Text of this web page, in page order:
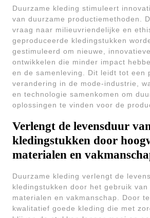
Duurzame kleding stimuleert
van duurzame productiemethoden.
vraag naar milieuvriendelijke en
geproduceerde kledingstukken
gestimuleerd om nieuwe,
ontwikkelen die minder impact
en de samenleving. Dit leidt tot een
verandering in de mode-industrie,
en technologie samenkomen om
oplossingen te vinden voor de
Verlengt de levensduur
kledingstukken door
materialen en
Duurzame kleding verlengt de
kledingstukken door het gebruik van
materialen en vakmanschap. Door
kwalitatief goede kleding die met